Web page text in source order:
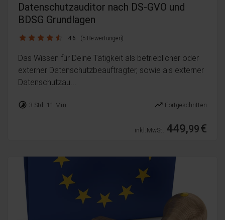
Datenschutzauditor nach DS-GVO und
BDSG Grundlagen
4.6 / 5 4.6 (5 Bewertungen)
Das Wissen für Deine Tätigkeit als betrieblicher oder
externer Datenschutzbeauftragter, sowie als externer
Datenschutzau...
timelapse 3 Std. 11 Min. trending_up Fortgeschritten
inkl. MwSt. 449,99€